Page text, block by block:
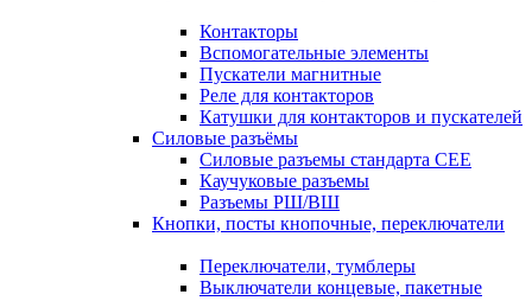
Контакторы
Вспомогательные элементы
Пускатели магнитные
Реле для контакторов
Катушки для контакторов и пускателей
Силовые разъёмы
Силовые разъемы стандарта СЕЕ
Каучуковые разъемы
Разъемы РШ/ВШ
Кнопки, посты кнопочные, переключатели
Переключатели, тумблеры
Выключатели концевые, пакетные